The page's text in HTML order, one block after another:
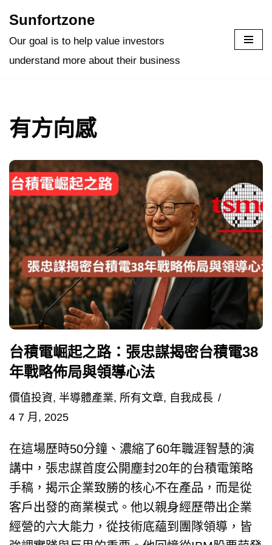
Skip
Sunfortzone
Our goal is to help value investors
understand more about their business
有方向感
台積電崛起之路：張忠謀揭密台積電38
年戰略佈局與領導心法
價值投資, 半導體產業, 所有文章, 自我成長
4 7 月, 2025
在這場歷時50分鐘、濃縮了60年職涯智慧的演
講中，張忠謀首度公開塵封20年的台積電策略
手稿，揭示企業致勝的核心不在產品，而是從
客戶出發的商業模式。他以親身經歷帶出企業
經營的六大能力，從技術底蘊到團隊領導，皆